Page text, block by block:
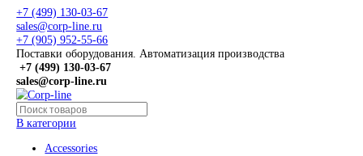
+7 (499) 130-03-67
sales@corp-line.ru
+7 (905) 952-55-66
Поставки оборудования. Автоматизация производства
+7 (499)130-03-67
sales@corp-line.ru